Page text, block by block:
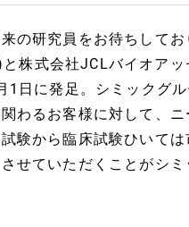
の研究員をお待ちして
株式会社JCLバイオア
日に発足。シミックグル
わるお客様に対して、ニ
験から臨床試験ひいては
せていただくことがシミ